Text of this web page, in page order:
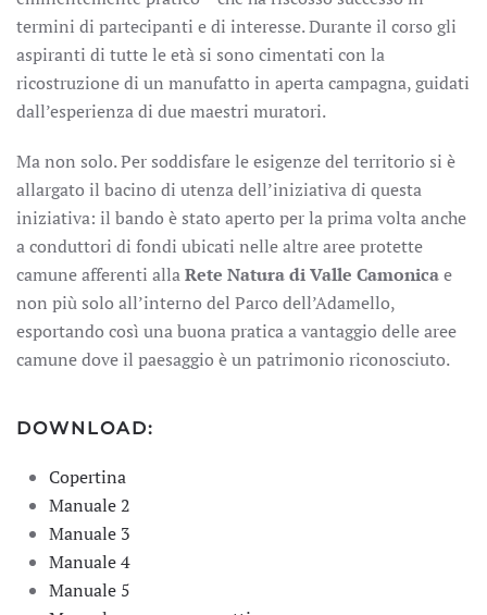
termini di partecipanti e di interesse. Durante il corso gli
aspiranti di tutte le età si sono cimentati con la
ricostruzione di un manufatto in aperta campagna, guidati
dall’esperienza di due maestri muratori.
Ma non solo. Per soddisfare le esigenze del territorio si è
allargato il bacino di utenza dell’iniziativa di questa
iniziativa: il bando è stato aperto per la prima volta anche
a conduttori di fondi ubicati nelle altre aree protette
camune afferenti allaRete Natura di Valle Camonicae
non più solo all’interno del Parco dell’Adamello,
esportando così una buona pratica a vantaggio delle aree
camune dove il paesaggio è un patrimonio riconosciuto.
DOWNLOAD:
Copertina
Manuale 2
Manuale 3
Manuale 4
Manuale 5